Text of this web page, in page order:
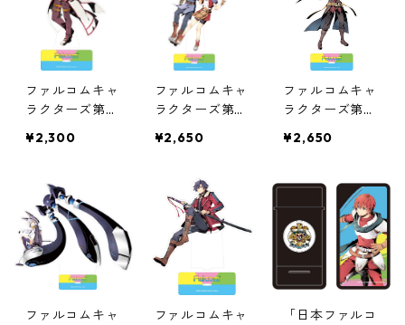
ファルコムキャ
ラクターズ第２
リルスタンド
¥2,300
ファルコムキャ
ラクターズ第２
リルスタンド
ュア空FC）
¥2,650
ファルコムキャ
ラクターズ第１
リルスタンド
跡Ⅱ）
¥2,650
ファルコムキャ
ファルコムキャ
「日本ファルコ